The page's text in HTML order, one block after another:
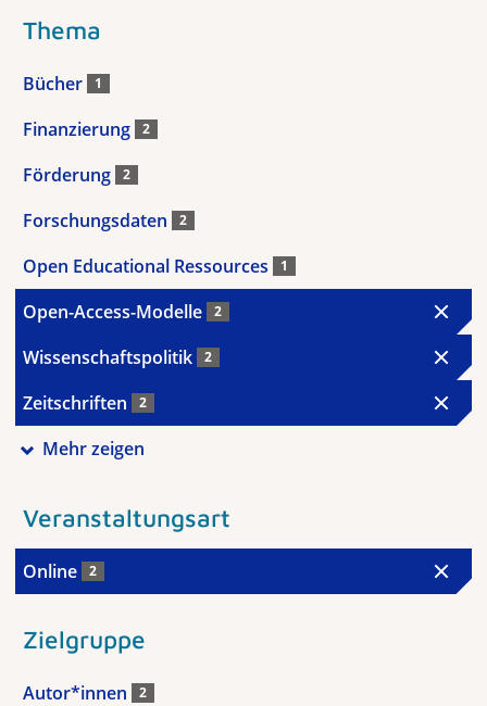
Thema
Bücher 1
Finanzierung 2
Förderung 2
Forschungsdaten 2
Open Educational Ressources 1
Open-Access-Modelle 2
Wissenschaftspolitik 2
Zeitschriften 2
Mehr zeigen
Veranstaltungsart
Online 2
Zielgruppe
Autor*innen 2